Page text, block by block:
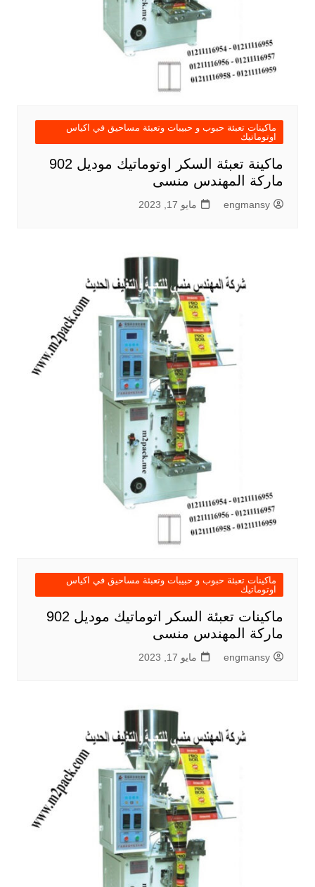
ماكينات تعبئة حبوب و حبيبات وتعبئة مساحيق في اكياس
اوتوماتيك
ماكينة تعبئة السكر اوتوماتيك موديل 902
ماركة المهندس منسى
engmansy مايو 17, 2023
ماكينات تعبئة حبوب و حبيبات وتعبئة مساحيق في اكياس
اوتوماتيك
ماكينات تعبئة السكر اتوماتيك موديل 902
ماركة المهندس منسى
engmansy مايو 17, 2023